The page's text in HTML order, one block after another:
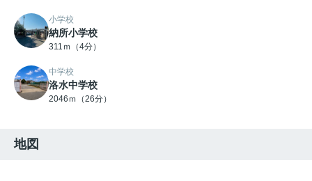
小学校
納所小学校
311ｍ（4分）
中学校
洛水中学校
2046ｍ（26分）
地図